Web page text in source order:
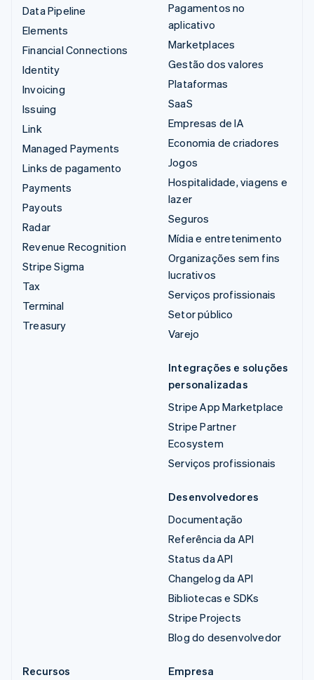
Data Pipeline
Elements
Financial Connections
Identity
Invoicing
Issuing
Link
Managed Payments
Links de pagamento
Payments
Payouts
Radar
Revenue Recognition
Stripe Sigma
Tax
Terminal
Treasury
Pagamentos no
aplicativo
Marketplaces
Gestão dos valores
Plataformas
SaaS
Empresas de IA
Economia de criadores
Jogos
Hospitalidade, viagens e
lazer
Seguros
Mídia e entretenimento
Organizações sem fins
lucrativos
Serviços profissionais
Setor público
Varejo
Integrações e soluções
personalizadas
Stripe App Marketplace
Stripe Partner
Ecosystem
Serviços profissionais
Desenvolvedores
Documentação
Referência da API
Status da API
Changelog da API
Bibliotecas e SDKs
Stripe Projects
Blog do desenvolvedor
Recursos
Empresa